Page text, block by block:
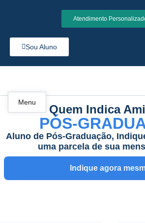
Atendimento
Sou Aluno
Menu
Quem Indica
PÓS-
Aluno de Pós-Graduação,
uma parcela de sua
Indique agora